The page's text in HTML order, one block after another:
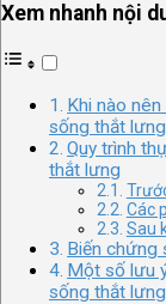
Xem nhanh nội
Khi nào
sống thắt lưng
Quy trình
thắt lưng
Các
Sau
Biến chứng
Một số lưu
sống thắt lưng